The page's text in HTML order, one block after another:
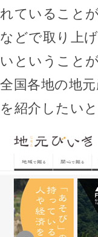
れていること
などで取り上
いということ
全国各地の地
を紹介したい